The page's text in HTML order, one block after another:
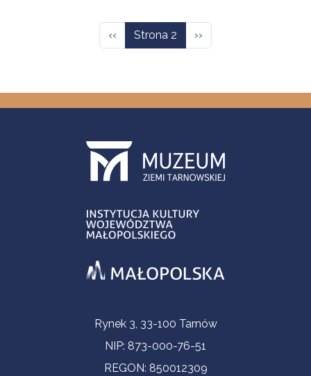
Poprzednia strona
‹‹ Strona 2 Następna strona
››
Informacje kontaktoweRynek 3, 33-100 Tarnów
NIP: 873-000-76-51
REGON: 850012309